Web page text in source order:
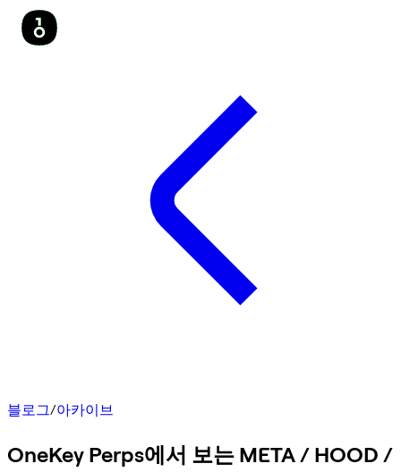
블로그/아카이브
OneKey Perps에서 보는 META / HOOD /